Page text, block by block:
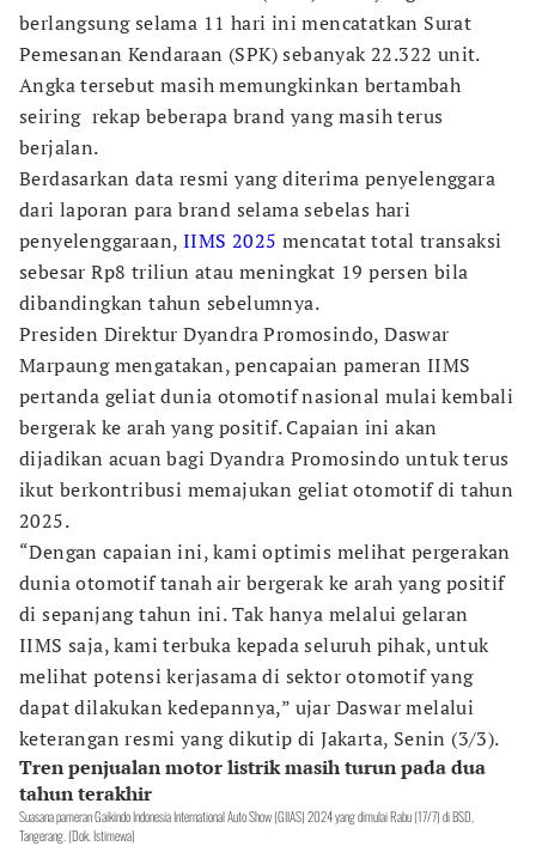
berlangsung selama 11 hari ini mencatatkan Surat
Pemesanan Kendaraan (SPK) sebanyak 22.322 unit.
Angka tersebut masih memungkinkan bertambah
seiring rekap beberapa brand yang masih terus
berjalan.
Berdasarkan data resmi yang diterima penyelenggara
dari laporan para brand selama sebelas hari
penyelenggaraan, IIMS 2025 mencatat total transaksi
sebesar Rp8 triliun atau meningkat 19 persen bila
dibandingkan tahun sebelumnya.
Presiden Direktur Dyandra Promosindo, Daswar
Marpaung mengatakan, pencapaian pameran IIMS
pertanda geliat dunia otomotif nasional mulai kembali
bergerak ke arah yang positif. Capaian ini akan
dijadikan acuan bagi Dyandra Promosindo untuk terus
ikut berkontribusi memajukan geliat otomotif di tahun
2025.
“Dengan capaian ini, kami optimis melihat pergerakan
dunia otomotif tanah air bergerak ke arah yang positif
di sepanjang tahun ini. Tak hanya melalui gelaran
IIMS saja, kami terbuka kepada seluruh pihak, untuk
melihat potensi kerjasama di sektor otomotif yang
dapat dilakukan kedepannya,” ujar Daswar melalui
keterangan resmi yang dikutip di Jakarta, Senin (3/3).
Tren penjualan motor listrik masih turun pada dua
tahun terakhir
Suasana pameran Gaikindo Indonesia International Auto Show (GIIAS) 2024 yang dimulai Rabu (17/7) di BSD,
Tangerang. (Dok. Istimewa)